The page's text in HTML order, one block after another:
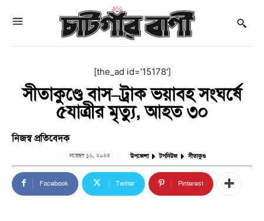
[the_ad id='15178']
সীতাকুণ্ডে বাস–ট্রাক ভয়াবহ সংঘর্ষে
৫যাত্রীর মৃত্যু, আহত ৩০
নিজস্ব প্রতিবেদক
নভেম্বর ১৬, ২০২৫ উপজেলা টপনিউজ সীতাকুণ্ড
Facebook Twitter Pinterest